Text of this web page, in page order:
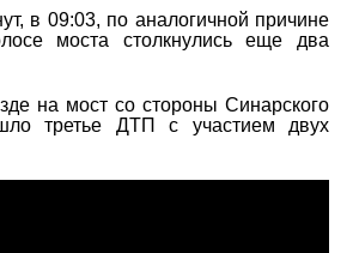
в 09:03, по аналогичной причине
моста столкнулись еще два
на мост со стороны Синарского
третье ДТП с участием двух